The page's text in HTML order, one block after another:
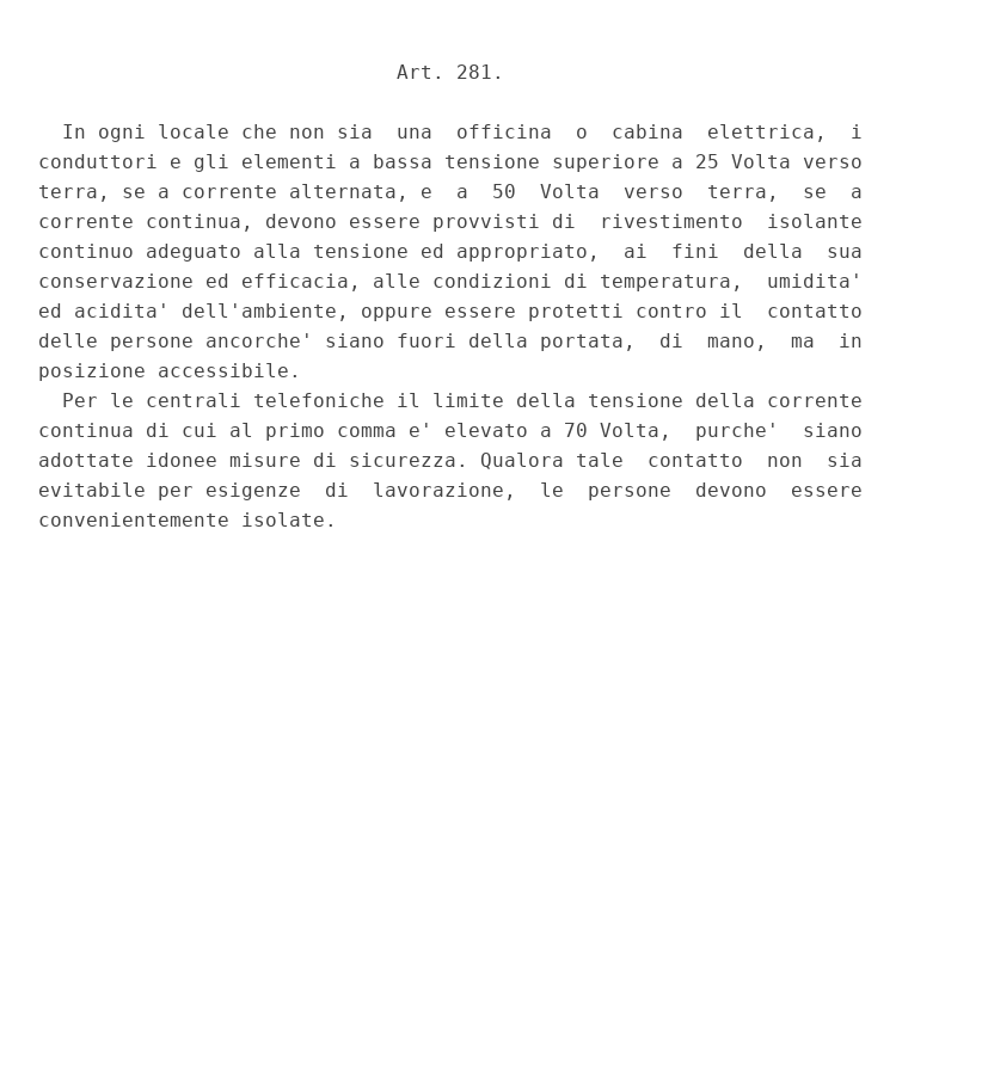
                              Art. 281.
  In ogni locale che non sia  una  officina  o  cabina  elettrica,  i
conduttori e gli elementi a bassa tensione superiore a 25 Volta verso
terra, se a corrente alternata, e  a  50  Volta  verso  terra,  se  a
corrente continua, devono essere provvisti di  rivestimento  isolante
continuo adeguato alla tensione ed appropriato,  ai  fini  della  sua
conservazione ed efficacia, alle condizioni di temperatura,  umidita'
ed acidita' dell'ambiente, oppure essere protetti contro il  contatto
delle persone ancorche' siano fuori della portata,  di  mano,  ma  in
posizione accessibile.
  Per le centrali telefoniche il limite della tensione della corrente
continua di cui al primo comma e' elevato a 70 Volta,  purche'  siano
adottate idonee misure di sicurezza. Qualora tale  contatto  non  sia
evitabile per esigenze  di  lavorazione,  le  persone  devono  essere